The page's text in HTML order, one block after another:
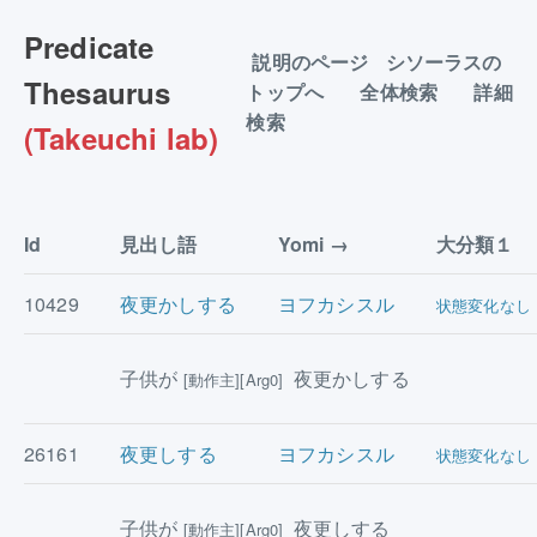
Predicate
Thesaurus
(Takeuchi lab)
説明のページ
シソーラスの
トップへ
全体検索
詳細
検索
Id 見出し語 Yomi 大分類１
10429 夜更かしする ヨフカシスル 状態変化なし
子供が [動作主][Arg0] 夜更かしする
26161 夜更しする ヨフカシスル 状態変化なし
子供が [動作主][Arg0] 夜更しする